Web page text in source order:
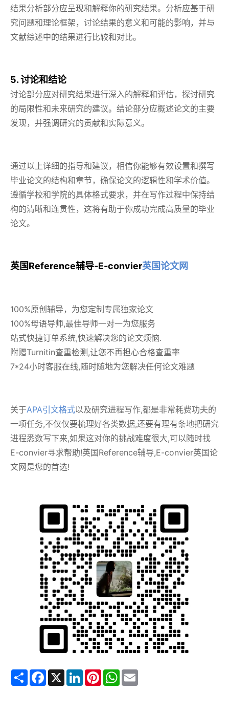
结果分析部分应呈现和解释你的研究结果。分析应基于研
究问题和理论框架，讨论结果的意义和可能的影响，并与
文献综述中的结果进行比较和对比。
5. 讨论和结论
讨论部分应对研究结果进行深入的解释和评估，探讨研究
的局限性和未来研究的建议。结论部分应概述论文的主要
发现，并强调研究的贡献和实际意义。
通过以上详细的指导和建议，相信你能够有效设置和撰写
毕业论文的结构和章节，确保论文的逻辑性和学术价值。
遵循学校和学院的具体格式要求，并在写作过程中保持结
构的清晰和连贯性，这将有助于你成功完成高质量的毕业
论文。
英国Reference辅导-E-convier英国论文网
100%原创辅导，为您定制专属独家论文
100%母语导师,最佳导师一对一为您服务
站式快捷订单系统,快速解决您的论文烦恼.
附赠Turnitin查重检测,让您不再担心合格查重率
7*24小时客服在线,随时随地为您解决任何论文难题
关于APA引文格式以及研究进程写作,都是非常耗费功夫的
一项任务,不仅仅要梳理好各类数据,还要有理有条地把研究
进程悉数写下来,如果这对你的挑战难度很大,可以随时找
E-convier寻求帮助!英国Reference辅导,E-convier英国论
文网是您的首选!
Share Facebook
X LinkedInPinterestWhatsApp